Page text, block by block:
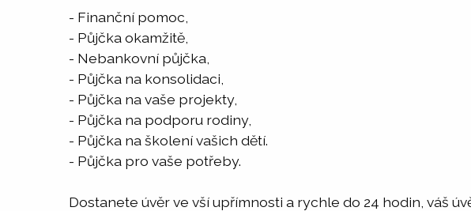
- Finanční pomoc,
- Půjčka okamžitě,
- Nebankovní půjčka,
- Půjčka na konsolidaci,
- Půjčka na vaše projekty,
- Půjčka na podporu rodiny,
- Půjčka na školení vašich dětí.
- Půjčka pro vaše potřeby.
Dostanete úvěr ve vší upřímnosti a rychle do 24 hodin, váš